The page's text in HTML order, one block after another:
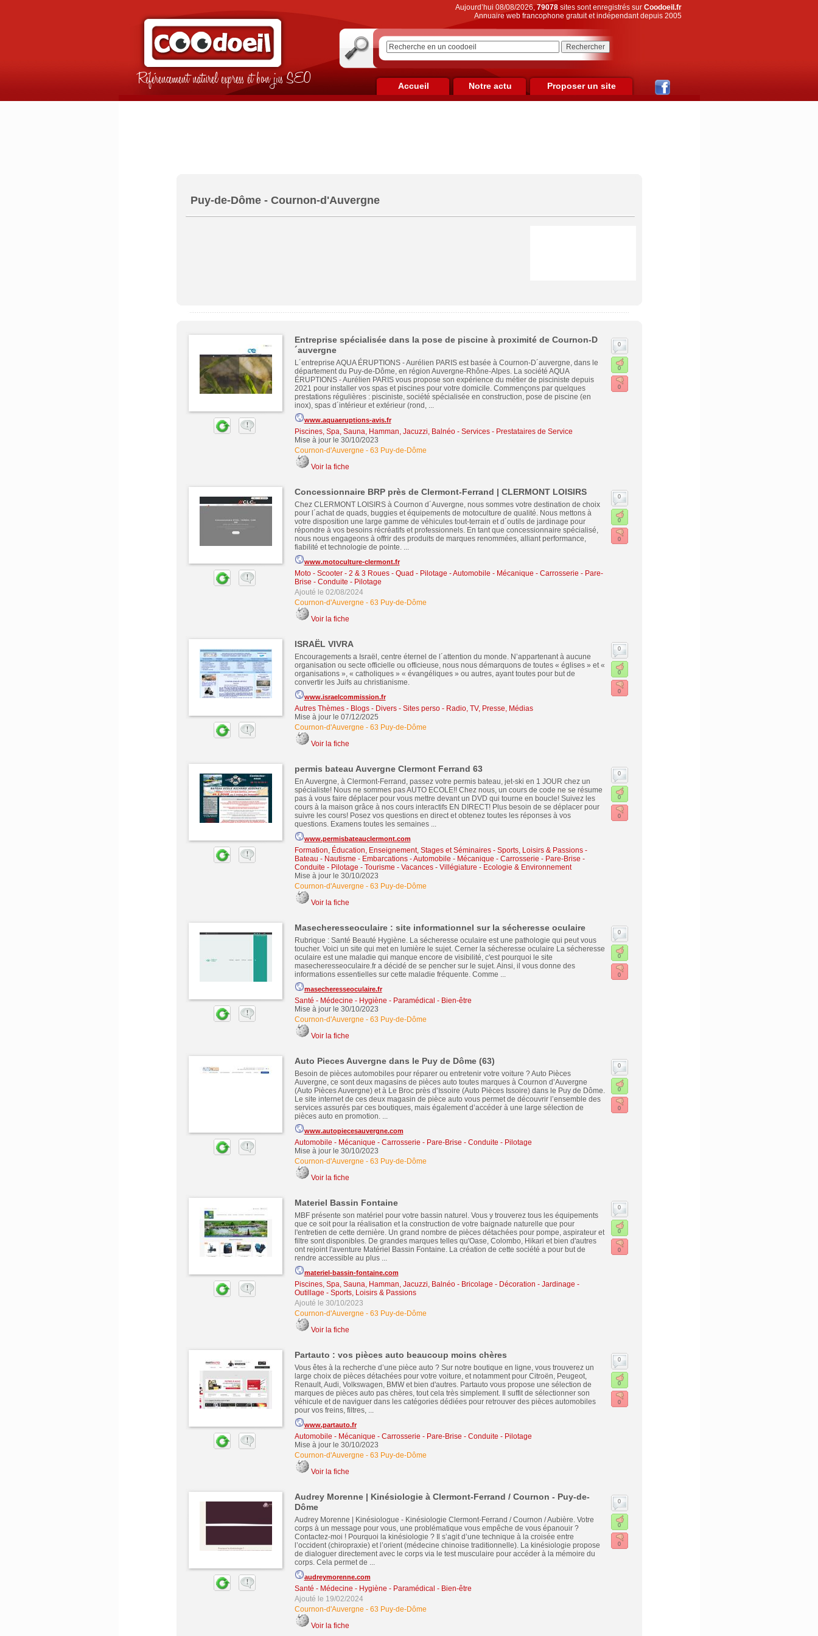
Référencement naturel express et bon jus SEO
Aujourd’hui 08/08/2026,79078sites sont enregistrés sur Coodoeil.fr
Annuaire web francophone gratuit et indépendant depuis 2005
Accueil Notre actu Proposer un site
Puy-de-Dôme - Cournon-d'Auvergne
Entreprise spécialisée dans la pose de piscine à proximité de Cournon-D
´auvergne
L´entreprise AQUA ÉRUPTIONS - Aurélien PARIS est basée à Cournon-D´auvergne, dans le
département du Puy-de-Dôme, en région Auvergne-Rhône-Alpes. La société AQUA
ÉRUPTIONS - Aurélien PARIS vous propose son expérience du métier de pisciniste depuis
2021 pour installer vos spas et piscines pour votre domicile. Commençons par quelques
prestations régulières : pisciniste, société spécialisée en construction, pose de piscine (en
inox), spas d´intérieur et extérieur (rond, ...
www.aquaeruptions-avis.fr
Piscines, Spa, Sauna, Hamman, Jacuzzi, Balnéo- Services - Prestataires de Service
Mise à jour le 30/10/2023
Cournon-d'Auvergne - 63 Puy-de-Dôme
Voir la fiche
0
0
0
Concessionnaire BRP près de Clermont-Ferrand | CLERMONT LOISIRS
Chez CLERMONT LOISIRS à Cournon d´Auvergne, nous sommes votre destination de choix
pour l´achat de quads, buggies et équipements de motoculture de qualité. Nous mettons à
votre disposition une large gamme de véhicules tout-terrain et d´outils de jardinage pour
répondre à vos besoins récréatifs et professionnels. En tant que concessionnaire spécialisé,
nous nous engageons à offrir des produits de marques renommées, alliant performance,
fiabilité et technologie de pointe. ...
www.motoculture-clermont.fr
Moto - Scooter - 2 & 3 Roues - Quad - Pilotage -Automobile - Mécanique - Carrosserie - Pare-
Brise - Conduite - Pilotage
Ajouté le 02/08/2024
Cournon-d'Auvergne - 63 Puy-de-Dôme
Voir la fiche
0
0
0
ISRAËL VIVRA
Encouragements a Israël, centre éternel de l´attention du monde. N’appartenant à aucune
organisation ou secte officielle ou officieuse, nous nous démarquons de toutes « églises » et «
organisations », « catholiques » « évangéliques » ou autres, ayant toutes pour but de
convertir les Juifs au christianisme.
www.israelcommission.fr
Autres Thèmes - Blogs - Divers - Sites perso- Radio, TV, Presse, Médias
Mise à jour le 07/12/2025
Cournon-d'Auvergne - 63 Puy-de-Dôme
Voir la fiche
0
0
0
permis bateau Auvergne Clermont Ferrand 63
En Auvergne, à Clermont-Ferrand, passez votre permis bateau, jet-ski en 1 JOUR chez un
spécialiste! Nous ne sommes pas AUTO ECOLE!! Chez nous, un cours de code ne se résume
pas à vous faire déplacer pour vous mettre devant un DVD qui tourne en boucle! Suivez les
cours à la maison grâce à nos cours interactifs EN DIRECT! Plus besoin de se déplacer pour
suivre les cours! Posez vos questions en direct et obtenez toutes les réponses à vos
questions. Examens toutes les semaines ...
www.permisbateauclermont.com
Formation, Éducation, Enseignement, Stages et Séminaires- Sports, Loisirs & Passions-
Bateau - Nautisme - Embarcations-Automobile - Mécanique - Carrosserie - Pare-Brise -
Conduite - Pilotage - Tourisme - Vacances - Villégiature - Ecologie & Environnement
Mise à jour le 30/10/2023
Cournon-d'Auvergne - 63 Puy-de-Dôme
Voir la fiche
0
0
0
Masecheresseoculaire : site informationnel sur la sécheresse oculaire
Rubrique : Santé Beauté Hygiène. La sécheresse oculaire est une pathologie qui peut vous
toucher. Voici un site qui met en lumière le sujet. Cerner la sécheresse oculaire La sécheresse
oculaire est une maladie qui manque encore de visibilité, c'est pourquoi le site
masecheresseoculaire.fr a décidé de se pencher sur le sujet. Ainsi, il vous donne des
informations essentielles sur cette maladie fréquente. Comme ...
masecheresseoculaire.fr
Santé - Médecine - Hygiène - Paramédical - Bien-être
Mise à jour le 30/10/2023
Cournon-d'Auvergne - 63 Puy-de-Dôme
Voir la fiche
0
0
0
Auto Pieces Auvergne dans le Puy de Dôme (63)
Besoin de pièces automobiles pour réparer ou entretenir votre voiture ? Auto Pièces
Auvergne, ce sont deux magasins de pièces auto toutes marques à Cournon d’Auvergne
(Auto Pièces Auvergne) et à Le Broc près d’Issoire (Auto Pièces Issoire) dans le Puy de Dôme.
Le site internet de ces deux magasin de pièce auto vous permet de découvrir l’ensemble des
services assurés par ces boutiques, mais également d’accéder à une large sélection de
pièces auto en promotion. ...
www.autopiecesauvergne.com
Automobile - Mécanique - Carrosserie - Pare-Brise - Conduite - Pilotage
Mise à jour le 30/10/2023
Cournon-d'Auvergne - 63 Puy-de-Dôme
Voir la fiche
0
0
0
Materiel Bassin Fontaine
MBF présente son matériel pour votre bassin naturel. Vous y trouverez tous les équipements
que ce soit pour la réalisation et la construction de votre baignade naturelle que pour
l'entretien de cette dernière. Un grand nombre de pièces détachées pour pompe, aspirateur et
filtre sont disponibles. De grandes marques telles qu'Oase, Colombo, Hikari et bien d'autres
ont rejoint l'aventure Matériel Bassin Fontaine. La création de cette société a pour but de
rendre accessible au plus ...
materiel-bassin-fontaine.com
Piscines, Spa, Sauna, Hamman, Jacuzzi, Balnéo- Bricolage - Décoration - Jardinage -
Outillage - Sports, Loisirs & Passions
Ajouté le 30/10/2023
Cournon-d'Auvergne - 63 Puy-de-Dôme
Voir la fiche
0
0
0
Partauto : vos pièces auto beaucoup moins chères
Vous êtes à la recherche d’une pièce auto ? Sur notre boutique en ligne, vous trouverez un
large choix de pièces détachées pour votre voiture, et notamment pour Citroën, Peugeot,
Renault, Audi, Volkswagen, BMW et bien d'autres. Partauto vous propose une sélection de
marques de pièces auto pas chères, tout cela très simplement. Il suffit de sélectionner son
véhicule et de naviguer dans les catégories dédiées pour retrouver des pièces automobiles
pour vos freins, filtres, ...
www.partauto.fr
Automobile - Mécanique - Carrosserie - Pare-Brise - Conduite - Pilotage
Mise à jour le 30/10/2023
Cournon-d'Auvergne - 63 Puy-de-Dôme
Voir la fiche
0
0
0
Audrey Morenne | Kinésiologie à Clermont-Ferrand / Cournon - Puy-de-
Dôme
Audrey Morenne | Kinésiologue - Kinésiologie Clermont-Ferrand / Cournon / Aubière. Votre
corps à un message pour vous, une problématique vous empêche de vous épanouir ?
Contactez-moi ! Pourquoi la kinésiologie ? Il s’agit d’une technique à la croisée entre
l’occident (chiropraxie) et l’orient (médecine chinoise traditionnelle). La kinésiologie propose
de dialoguer directement avec le corps via le test musculaire pour accéder à la mémoire du
corps. Cela permet de ...
audreymorenne.com
Santé - Médecine - Hygiène - Paramédical - Bien-être
Ajouté le 19/02/2024
Cournon-d'Auvergne - 63 Puy-de-Dôme
Voir la fiche
0
0
0